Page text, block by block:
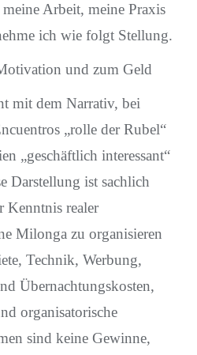
Arbeit, meine Praxis
ich wie folgt Stellung.
und zum Geld
mit dem Narrativ, bei
„rolle der Rubel“
„geschäftlich interessant“
Darstellung ist sachlich
Kenntnis realer
Milonga zu organisieren
Technik, Werbung,
Übernachtungskosten,
organisatorische
sind keine Gewinne,